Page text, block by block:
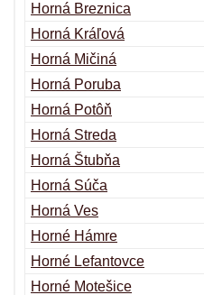
Horná Breznica
Horná Kráľová
Horná Mičiná
Horná Poruba
Horná Potôň
Horná Streda
Horná Štubňa
Horná Súča
Horná Ves
Horné Hámre
Horné Lefantovce
Horné Motešice